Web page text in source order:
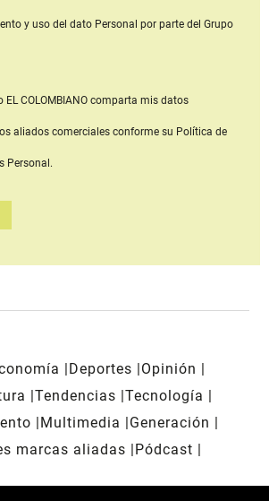
y uso del dato Personal por parte del Grupo
EL COLOMBIANOcomparta mis datos
aliados comerciales conforme su Política de
Personal.
Deportes
Opinión
Tendencias Tecnología
Multimedia
Generación
marcas aliadas
Pódcast